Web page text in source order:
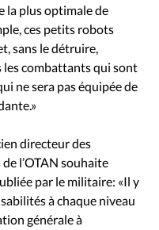
la plus optimale de
ces petits robots
sans le détruire,
les combattants qui sont
ne sera pas équipée de
directeur des
l’OTAN souhaite
par le militaire: «Il y
à chaque niveau
générale à